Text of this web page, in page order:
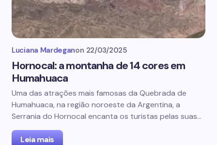
Luciana Mardeganon 22/03/2025
Hornocal: a montanha de 14 cores em
Humahuaca
Uma das atrações mais famosas da Quebrada de
Humahuaca, na região noroeste da Argentina, a
Serrania do Hornocal encanta os turistas pelas suas…
Leia mais